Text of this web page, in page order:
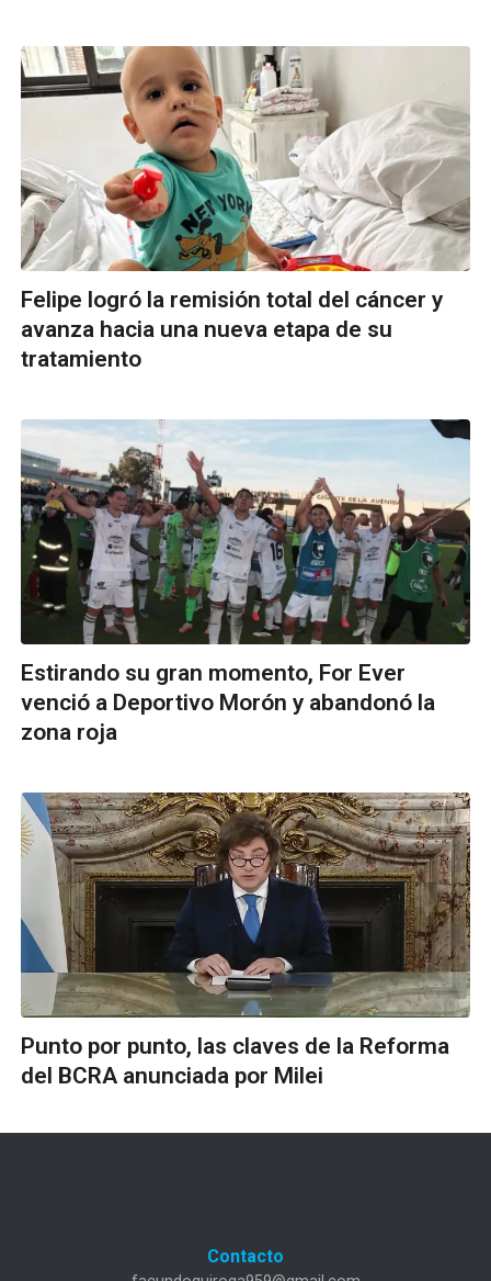
Felipe logró la remisión total del cáncer y
avanza hacia una nueva etapa de su
tratamiento
Estirando su gran momento, For Ever
venció a Deportivo Morón y abandonó la
zona roja
Punto por punto, las claves de la Reforma
del BCRA anunciada por Milei
Contacto